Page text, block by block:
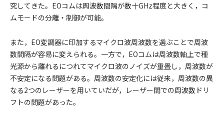
究してきた。EOコムは周波数間隔が数十GHz程度と大きく，コ
ムモードの分離・制御が可能。
また，EO変調器に印加するマイクロ波周波数を選ぶことで周波
数間隔が容易に変えられる。一方で，EOコムは周波数軸上で種
光源から離れるにつれてマイクロ波のノイズが重畳し，周波数が
不安定になる問題がある。周波数の安定化には従来，周波数の異
なる2つのレーザーを用いていだが，レーザー間での周波数ドリ
フトの問題があった。